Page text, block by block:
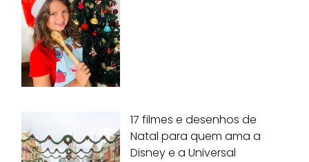
17 filmes e desenhos de
Natal para quem ama a
Disney e a Universal